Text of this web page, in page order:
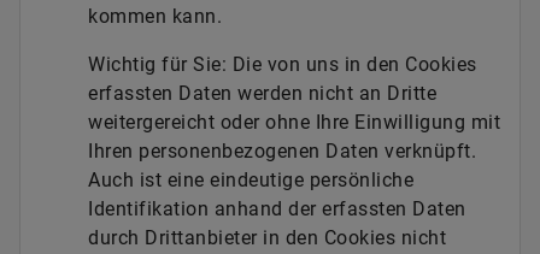
kommen kann.
Wichtig für Sie: Die von uns in den Cookies
erfassten Daten werden nicht an Dritte
weitergereicht oder ohne Ihre Einwilligung mit
Ihren personenbezogenen Daten verknüpft.
Auch ist eine eindeutige persönliche
Identifikation anhand der erfassten Daten
durch Drittanbieter in den Cookies nicht